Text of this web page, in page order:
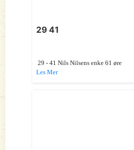
29 41
29 - 41 Nils Nilsens enke 61 øre
Les Mer